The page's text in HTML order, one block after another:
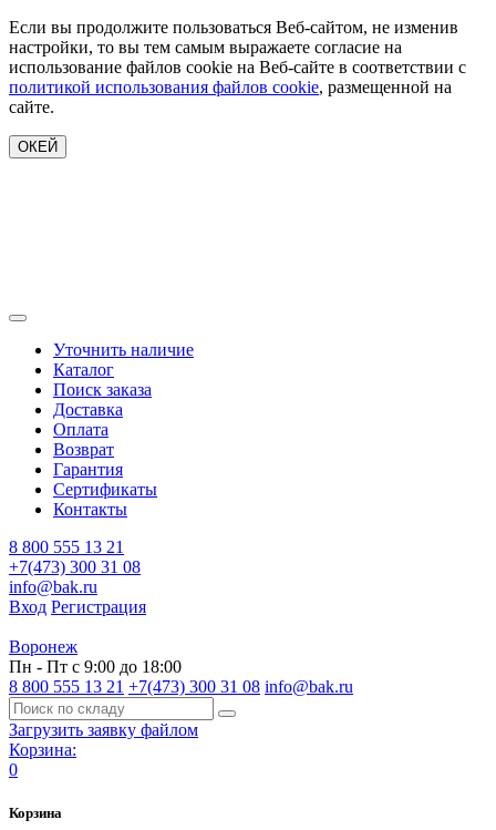
Если вы продолжите пользоваться Веб-сайтом, не изменив
настройки, то вы тем самым выражаете согласие на
использование файлов cookie на Веб-сайте в соответствии с
политикой использования файлов cookie, размещенной на
сайте.
ОКЕЙ
Уточнить наличие
Каталог
Поиск заказа
Доставка
Оплата
Возврат
Гарантия
Сертификаты
Контакты
8 800 555 13 21
+7(473) 300 31 08
info@bak.ru
Вход Регистрация
Воронеж
Пн - Пт с 9:00 до 18:00
8 800 555 13 21 +7(473) 300 31 08 info@bak.ru
Загрузить заявку файлом
Корзина:
0
Корзина